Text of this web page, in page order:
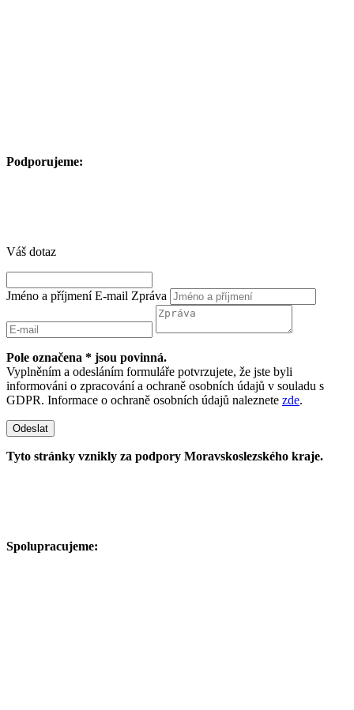
Podporujeme:
Váš dotaz
Jméno a příjmení E-mail Zpráva
Pole označena * jsou povinná.
Vyplněním a odesláním formuláře potvrzujete, že jste byli
informováni o zpracování a ochraně osobních údajů v souladu s
GDPR. Informace o ochraně osobních údajů naleznete zde.
Odeslat
Tyto stránky vznikly za podpory Moravskoslezského kraje.
Spolupracujeme: